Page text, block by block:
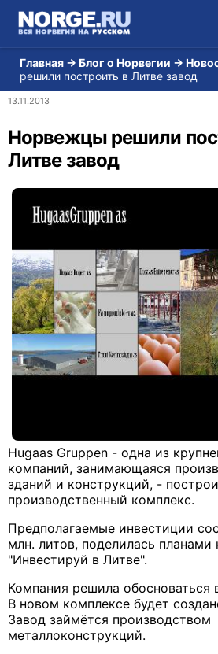
Главная → Блог о Норвегии →
решили построить в Литве завод
13.11.2013
Норвежцы решили
Литве завод
Hugaas Gruppen - одна из
компаний, занимающаяся
зданий и конструкций, -
производственный комплекс.
Предполагаемые инвестиции
млн. литов, поделилась
"Инвестируй в Литве".
Компания решила обосноваться
В новом комплексе будет
Завод займётся производством
металлоконструкций.